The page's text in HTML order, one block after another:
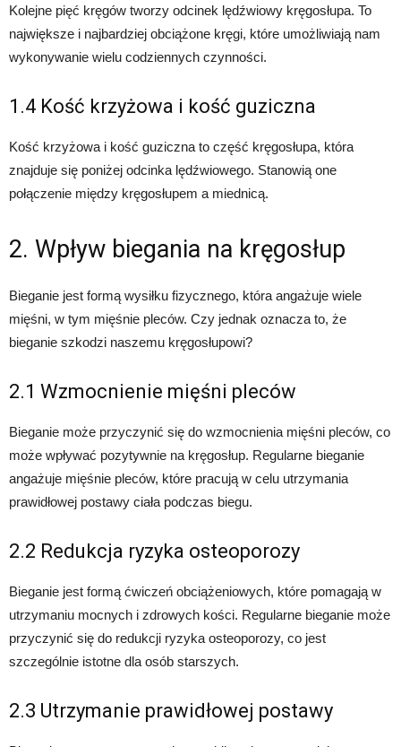
Kolejne pięć kręgów tworzy odcinek lędźwiowy kręgosłupa. To
największe i najbardziej obciążone kręgi, które umożliwiają nam
wykonywanie wielu codziennych czynności.
1.4 Kość krzyżowa i kość guziczna
Kość krzyżowa i kość guziczna to część kręgosłupa, która
znajduje się poniżej odcinka lędźwiowego. Stanowią one
połączenie między kręgosłupem a miednicą.
2. Wpływ biegania na kręgosłup
Bieganie jest formą wysiłku fizycznego, która angażuje wiele
mięśni, w tym mięśnie pleców. Czy jednak oznacza to, że
bieganie szkodzi naszemu kręgosłupowi?
2.1 Wzmocnienie mięśni pleców
Bieganie może przyczynić się do wzmocnienia mięśni pleców, co
może wpływać pozytywnie na kręgosłup. Regularne bieganie
angażuje mięśnie pleców, które pracują w celu utrzymania
prawidłowej postawy ciała podczas biegu.
2.2 Redukcja ryzyka osteoporozy
Bieganie jest formą ćwiczeń obciążeniowych, które pomagają w
utrzymaniu mocnych i zdrowych kości. Regularne bieganie może
przyczynić się do redukcji ryzyka osteoporozy, co jest
szczególnie istotne dla osób starszych.
2.3 Utrzymanie prawidłowej postawy